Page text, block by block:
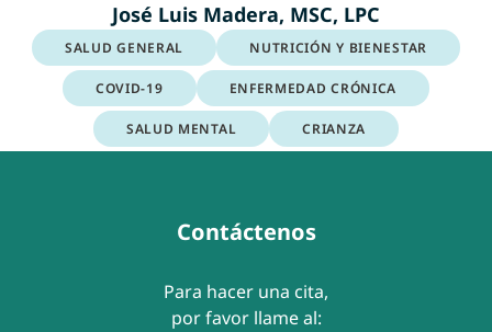
José Luis Madera, MSC, LPC
SALUD GENERAL NUTRICIÓN Y BIENESTAR
COVID-19 ENFERMEDAD CRÓNICA
SALUD MENTAL CRIANZA
Contáctenos
Para hacer una cita,
por favor llame al: